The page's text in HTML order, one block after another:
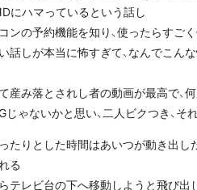
にハマっているという話し
ンの予約機能を知り、使ったらすご
話しが本当に怖すぎて、なんでこん
産み落とされし者の動画が最高で、
ゃないかと思い、二人ビクつき、そ
たりとした時間はあいつが動き出し
る
テレビ台の下へ移動しようと飛び出